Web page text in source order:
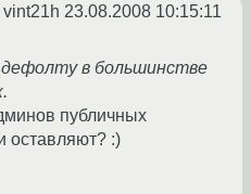
vint21h 23.08.2008 10:15:11
в большинстве
публичных
оставляют? :)